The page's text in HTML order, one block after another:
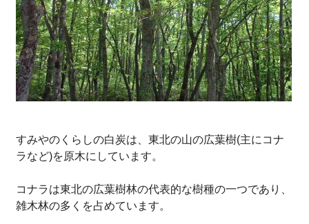
すみやのくらしの白炭は、東北の山の広葉樹(主にコナ
ラなど)を原木にしています。
コナラは東北の広葉樹林の代表的な樹種の一つであり、
雑木林の多くを占めています。